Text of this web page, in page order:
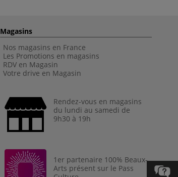
Magasins
Nos magasins en France
Les Promotions en magasins
RDV en Magasin
Votre drive en Magasin
Rendez-vous en magasins
du lundi au samedi de
9h30 à 19h
1er partenaire 100% Beaux-
Arts présent sur le Pass